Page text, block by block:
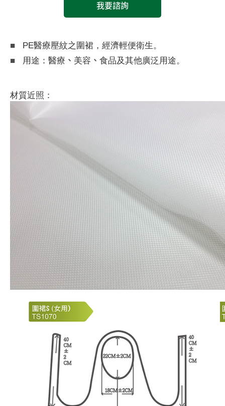
我要諮詢
■ PE醫療壓紋之圍裙，經濟輕便衛生。
■ 用途：醫療 、 美容 、 食品及其他廣泛用途。
材質近照：